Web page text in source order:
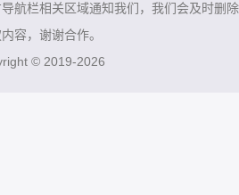
航栏相关区域通知我们，我们会及时删除
容，谢谢合作。
© 2019-2026